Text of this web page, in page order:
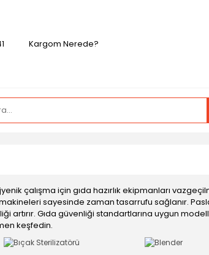
Kargom Nerede?
çalışma için gıda hazırlık ekipmanları
sayesinde zaman tasarrufu sağlanır.
Gıda güvenliği standartlarına uygun
keşfedin.